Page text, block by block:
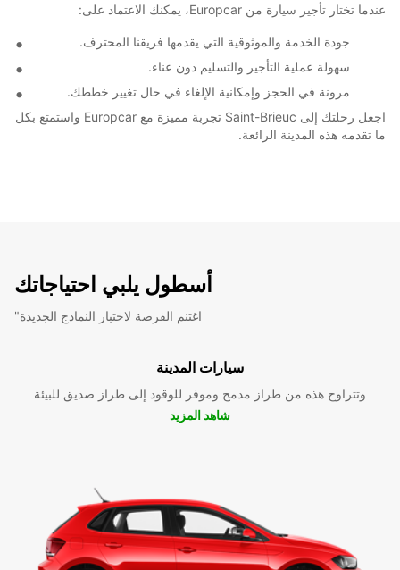
عندما تختار تأجير سيارة من Europcar، يمكنك الاعتماد على:
جودة الخدمة والموثوقية التي يقدمها فريقنا المحترف.
سهولة عملية التأجير والتسليم دون عناء.
مرونة في الحجز وإمكانية الإلغاء في حال تغيير خططك.
اجعل رحلتك إلى Saint-Brieuc تجربة مميزة مع Europcar واستمتع بكل
ما تقدمه هذه المدينة الرائعة.
أسطول يلبي احتياجاتك
"اغتنم الفرصة لاختبار النماذج الجديدة
سيارات المدينة
وتتراوح هذه من طراز مدمج وموفر للوقود إلى طراز صديق للبيئة
شاهد المزيد